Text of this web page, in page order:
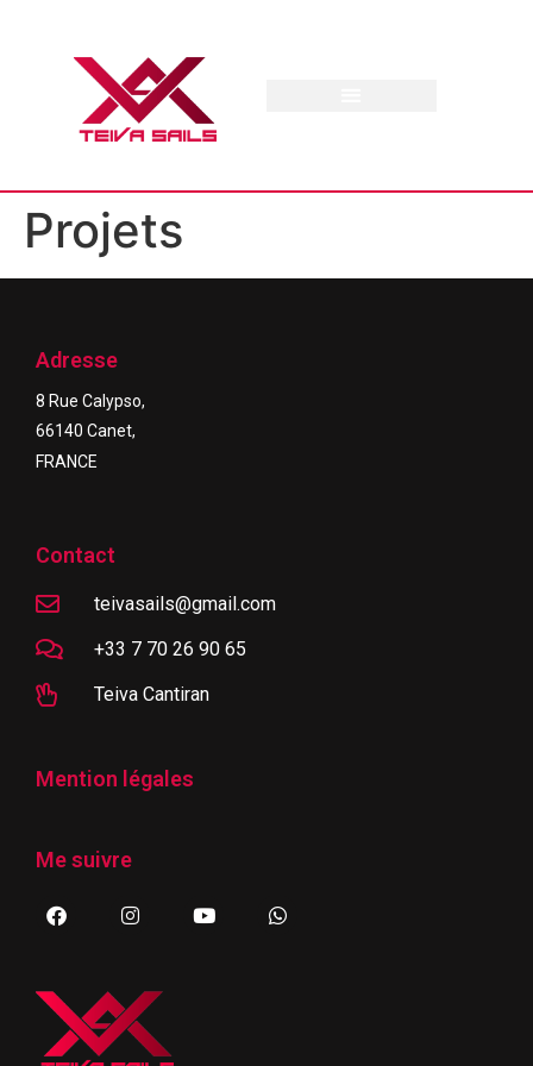
Projets
Adresse
8 Rue Calypso,
66140 Canet,
FRANCE
Contact
teivasails@gmail.com
+33 7 70 26 90 65
Teiva Cantiran
Mention légales
Me suivre